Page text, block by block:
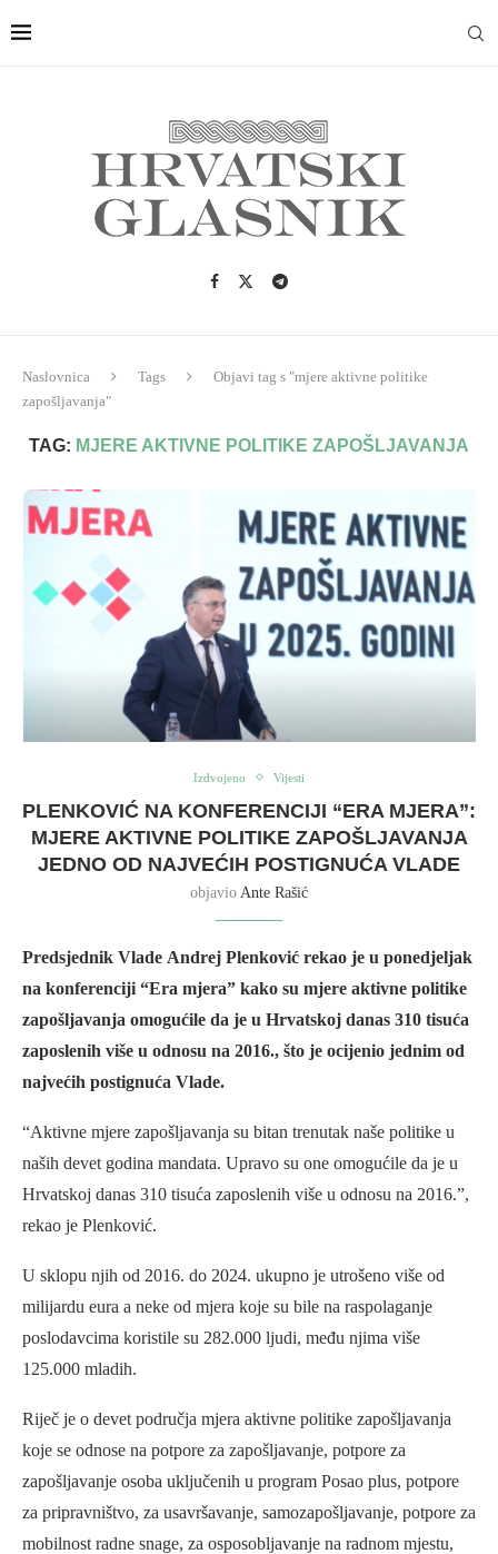
Naslovnica Tags
Objavi tag s "mjere aktivne politike
zapošljavanja"
TAG: MJERE AKTIVNE POLITIKE ZAPOŠLJAVANJA
Izdvojeno Vijesti
PLENKOVIĆ NA KONFERENCIJI “ERA MJERA”:
MJERE AKTIVNE POLITIKE ZAPOŠLJAVANJA
JEDNO OD NAJVEĆIH POSTIGNUĆA VLADE
objavio Ante Rašić
Predsjednik Vlade Andrej Plenković rekao je u ponedjeljak
na konferenciji “Era mjera” kako su mjere aktivne politike
zapošljavanja omogućile da je u Hrvatskoj danas 310 tisuća
zaposlenih više u odnosu na 2016., što je ocijenio jednim od
najvećih postignuća Vlade.
“Aktivne mjere zapošljavanja su bitan trenutak naše politike u
naših devet godina mandata. Upravo su one omogućile da je u
Hrvatskoj danas 310 tisuća zaposlenih više u odnosu na 2016.”,
rekao je Plenković.
U sklopu njih od 2016. do 2024. ukupno je utrošeno više od
milijardu eura a neke od mjera koje su bile na raspolaganje
poslodavcima koristile su 282.000 ljudi, među njima više
125.000 mladih.
Riječ je o devet područja mjera aktivne politike zapošljavanja
koje se odnose na potpore za zapošljavanje, potpore za
zapošljavanje osoba uključenih u program Posao plus, potpore
za pripravništvo, za usavršavanje, samozapošljavanje, potpore za
mobilnost radne snage, za osposobljavanje na radnom mjestu,